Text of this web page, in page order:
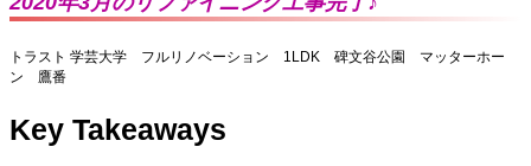
トラスト 学芸大学 フルリノベーション 1LDK 碑文谷公園 マッターホー
ン 鷹番
Key Takeaways